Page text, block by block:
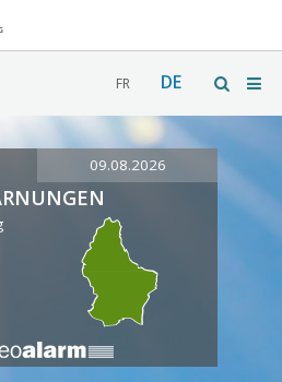
FR DE
09.08.2026